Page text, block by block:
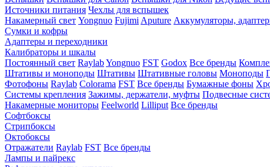
Источники питания Чехлы для вспышек
Накамерный свет Yongnuo Fujimi Aputure Аккумуляторы,
Сумки и кофры
Адаптеры и переходники
Калибраторы и шкалы
Постоянный свет RaylabYongnuo FST Godox Все бренды
Штативы и моноподы Штативы Штативные головы Моноподы
Фотофоны Raylab Colorama FST Все бренды Бумажные фоны
Системы крепления Зажимы, держатели, муфты Подвесные
Накамерные мониторы Feelworld Lilliput Все бренды
Софтбоксы
Стрипбоксы
Октобоксы
Отражатели Raylab FST Все бренды
Лампы и пайрекс